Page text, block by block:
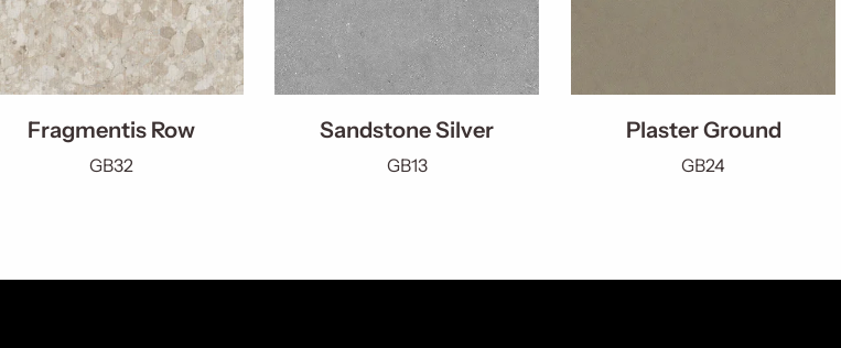
Fragmentis Row
GB32
Sandstone Silver
GB13
Plaster Ground
GB24